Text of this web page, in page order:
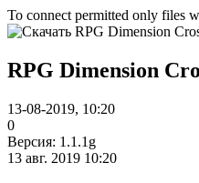
To connect permitted only files
RPG Dimension
13-08-2019, 10:20
0
Версия: 1.1.1g
13 авг. 2019 10:20